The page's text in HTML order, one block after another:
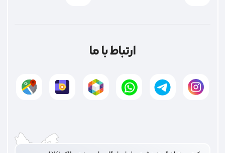
ارتباط با ما